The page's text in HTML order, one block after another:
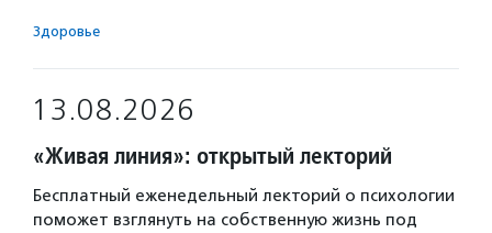
Здоровье
13.08.2026
«Живая линия»: открытый лекторий
Бесплатный еженедельный лекторий о психологии
поможет взглянуть на собственную жизнь под